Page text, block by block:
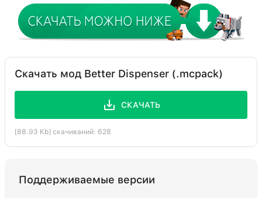
Скачать мод Better Dispenser (.mcpack)
СКАЧАТЬ
[88.93 Kb] скачиваний: 628
Поддерживаемые версии